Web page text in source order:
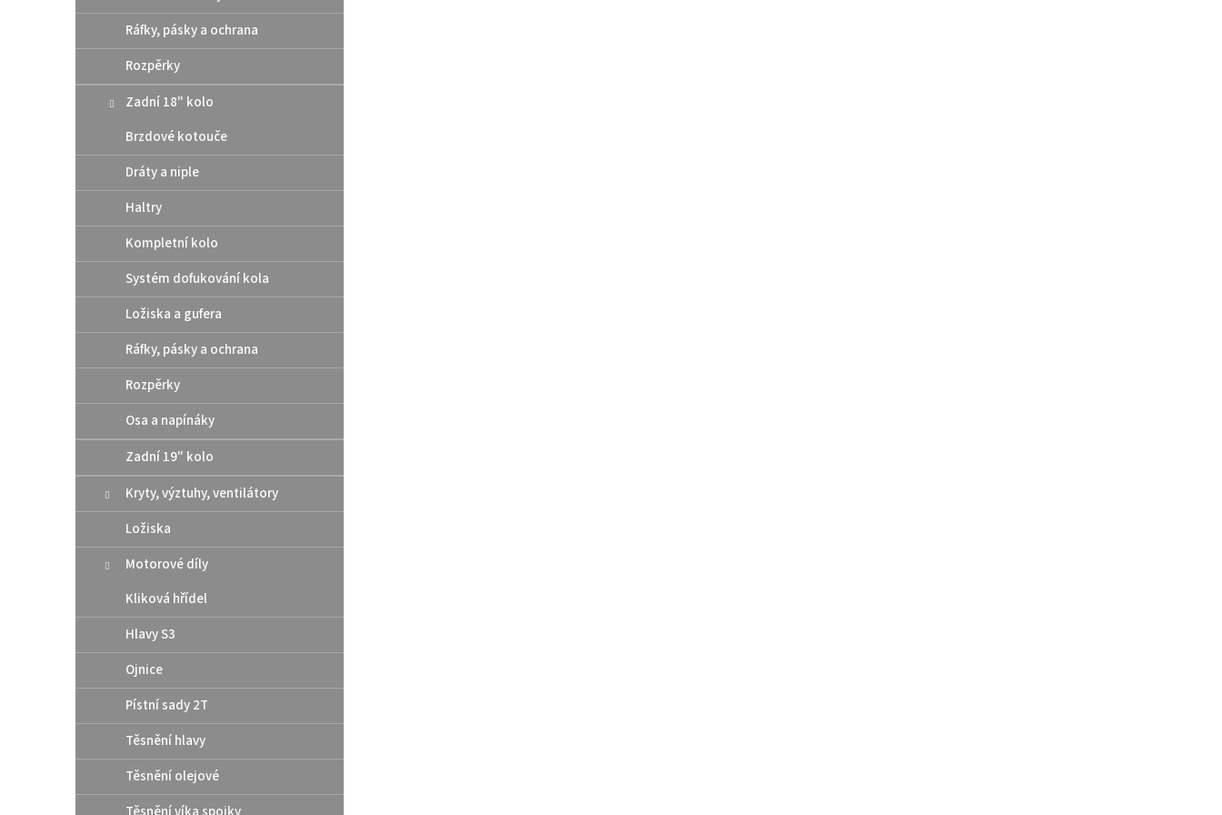
Ráfky, pásky a ochrana
Rozpěrky
Zadní 18" kolo
Brzdové kotouče
Dráty a niple
Haltry
Kompletní kolo
Systém dofukování kola
Ložiska a gufera
Ráfky, pásky a ochrana
Rozpěrky
Osa a napínáky
Zadní 19" kolo
Kryty, výztuhy, ventilátory
Ložiska
Motorové díly
Kliková hřídel
Hlavy S3
Ojnice
Pístní sady 2T
Těsnění hlavy
Těsnění olejové